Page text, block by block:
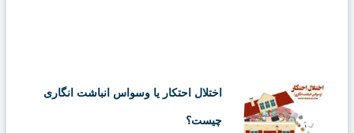
اختلال احتکار یا وسواس انباشت انگاری
چیست؟